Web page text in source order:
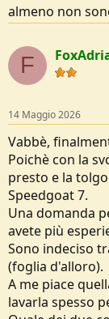
almeno non
F
14 Maggio 2026
Vabbè,
Poichè con la
presto e la
Speedgoat 7.
Una domanda
avete più
Sono indeciso
(foglia d'alloro).
A me piace
lavarla spesso